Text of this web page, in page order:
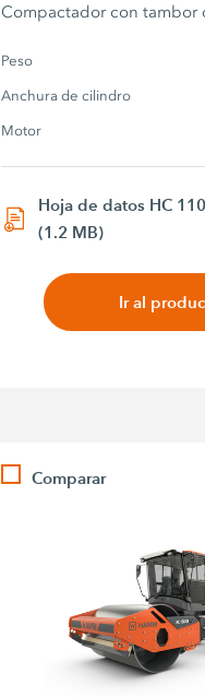
Compactador con tambor
Peso
Anchura de cilindro
Motor
Hoja de datos HC
(1.2 MB)
Ir al
Comparar